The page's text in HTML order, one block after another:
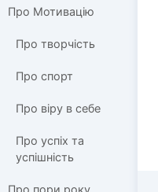
Про Мотивацію
Про творчість
Про спорт
Про віру в себе
Про успіх та
успішність
Про пори року